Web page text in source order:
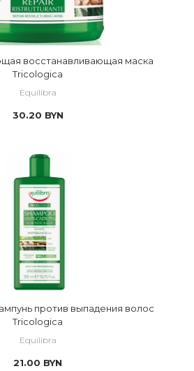
восстанавливающая маска
Tricologica
Equilibra
30.20 BYN
против выпадения волос
Tricologica
Equilibra
21.00 BYN